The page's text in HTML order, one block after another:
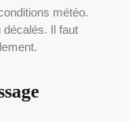
météo.
Il faut